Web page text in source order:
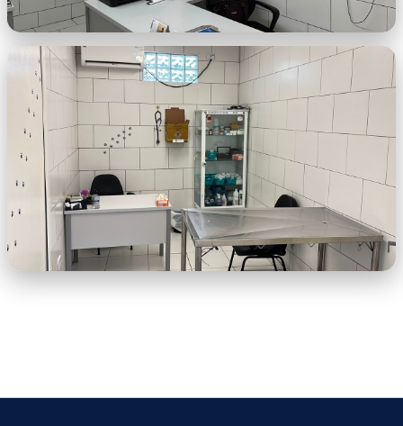
REVITALIZAÇÃO UBASA 2.jfif